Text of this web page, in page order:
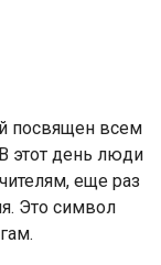
посвящен всем
этот день люди
еще раз
Это символ